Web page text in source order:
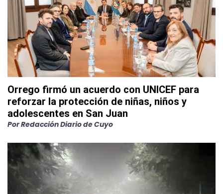
Orrego firmó un acuerdo con UNICEF para
reforzar la protección de niñas, niños y
adolescentes en San Juan
PorRedacción Diario de Cuyo